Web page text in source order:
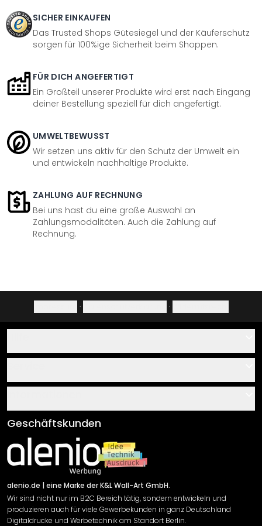
SICHER EINKAUFEN
Das Trusted Shops Gütesiegel und der Käuferschutz
sorgen für 100%ige Sicherheit beim Shoppen.
FÜR DICH ANGEFERTIGT
Ein Großteil unserer Produkte wird erst nach Eingang
deiner Bestellung speziell für dich angefertigt.
UMWELTBEWUSST
Wir setzen uns aktiv für den Schutz der Umwelt ein
und entwickeln nachhaltige Produkte.
ZAHLUNG AUF RECHNUNG
Bei uns hast du eine große Auswahl an
Zahlungsmodalitäten. Auch die Zahlung auf
Rechnung.
· ·
Über uns
Klebe- und Montageanleitungen
Newsletter An-/Abmeldung
Sendungsverfolgung
AGB
Impressum
Versand & Zahlung
Rücksendung
Widerrufsrecht
Datenschutzerklärung
Geschäftskunden
alenio.de | eine Marke der K&L Wall-Art GmbH.
Wir sind nicht nur im B2C Bereich tätig, sondern entwickeln und
produzieren auch für viele Gewerbekunden in ganz Deutschland
Digitaldrucke und Werbetechnik am Standort Berlin.